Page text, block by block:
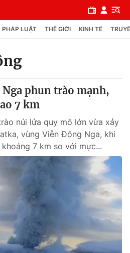
PHÁP LUẬT THẾ GIỚI KINH TẾ
phun trào mạnh,
7 km
núi lửa quy mô lớn vừa xảy
vùng Viễn Đông Nga, khi
7 km so với mực...